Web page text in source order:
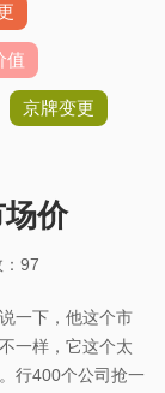
值
京牌变更
价
97
一下，他这个市
一样，它这个太
行400个公司抢一